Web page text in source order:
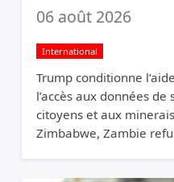
06 août 2026
International
Trump conditionne
l’accès aux données
citoyens et aux
Zimbabwe, Zambie